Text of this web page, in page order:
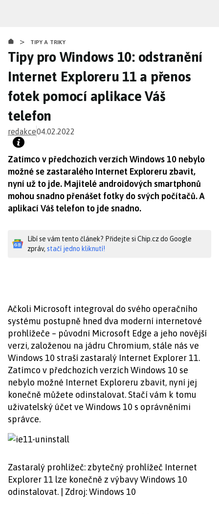
obsahu
> TIPY A TRIKY
Tipy pro Windows 10: odstranění
Internet Exploreru 11 a přenos
fotek pomocí aplikace Váš
telefon
redakce04.02.2022
Zatímco v předchozích verzích Windows 10 nebylo
možné se zastaralého Internet Exploreru zbavit,
nyní už to jde. Majitelé androidových smartphonů
mohou snadno přenášet fotky do svých počítačů. A
aplikací Váš telefon to jde snadno.
Líbí se vám tento článek? Přidejte si Chip.cz do Google
zpráv, stačí jedno kliknutí!
Ačkoli Microsoft integroval do svého operačního
systému postupně hned dva moderní internetové
prohlížeče – původní Microsoft Edge a jeho novější
verzi, založenou na jádru Chromium, stále nás ve
Windows 10 straší zastaralý Internet Explorer 11.
Zatímco v předchozích verzích Windows 10 se
nebylo možné Internet Exploreru zbavit, nyní jej
konečně můžete odinstalovat. Stačí vám k tomu
uživatelský účet ve Windows 10 s oprávněními
správce.
Zastaralý prohlížeč: zbytečný prohlížeč Internet
Explorer 11 lze konečně z výbavy Windows 10
odinstalovat. | Zdroj: Windows 10